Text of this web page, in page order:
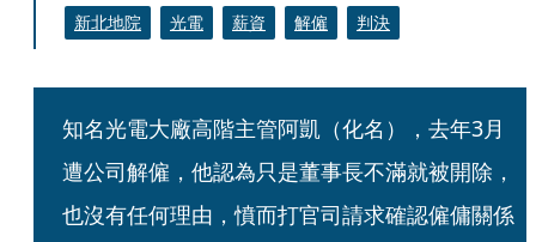
新北地院
光電 薪資 解僱 判決
知名光電大廠高階主管阿凱（化名），去年3月
遭公司解僱，他認為只是董事長不滿就被開除，
也沒有任何理由，憤而打官司請求確認僱傭關係